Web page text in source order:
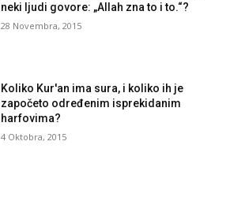
neki ljudi govore: „Allah zna to i to.“?
28 Novembra, 2015
Koliko Kur'an ima sura, i koliko ih je
započeto određenim isprekidanim
harfovima?
4 Oktobra, 2015